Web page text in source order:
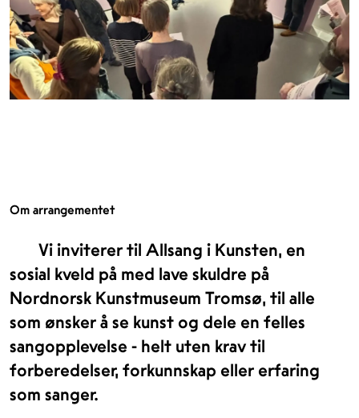
Om arrangementet
Vi inviterer til Allsang i Kunsten, en
sosial kveld på med lave skuldre på
Nordnorsk Kunstmuseum Tromsø, til alle
som ønsker å se kunst og dele en felles
sangopplevelse - helt uten krav til
forberedelser, forkunnskap eller erfaring
som sanger.